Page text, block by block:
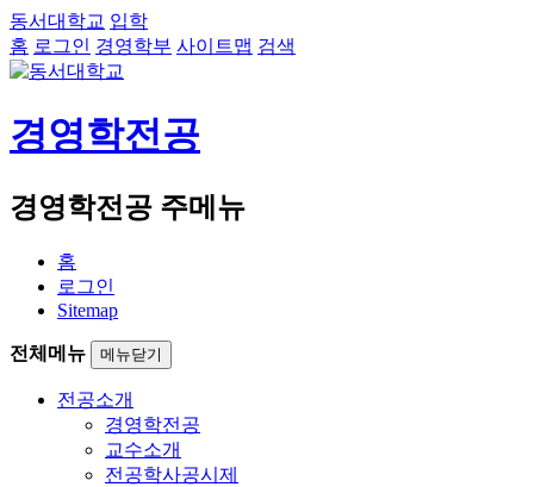
동서대학교 입학
홈 로그인 경영학부 사이트맵 검색
경영학전공
경영학전공 주메뉴
홈
로그인
Sitemap
전체메뉴 메뉴닫기
전공소개
경영학전공
교수소개
전공학사공시제